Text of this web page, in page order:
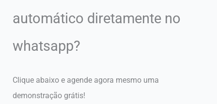
automático diretamente no
whatsapp?
Clique abaixo e agende agora mesmo uma
demonstração grátis!